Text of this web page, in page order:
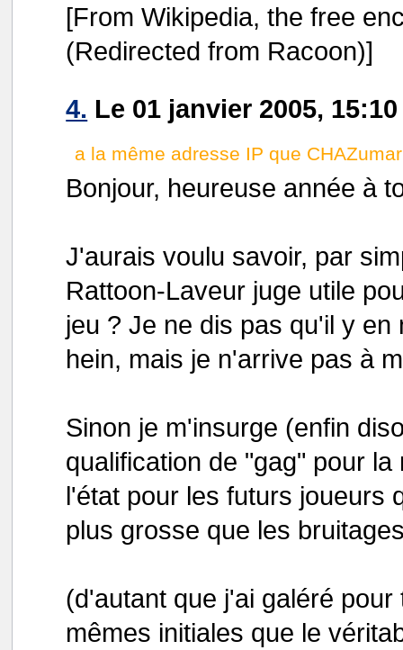
[From Wikipedia, the free
(Redirected from Racoon)]
4. Le 01 janvier 2005,
a la même adresse IP que
Bonjour, heureuse année à
J'aurais voulu savoir, par
Rattoon-Laveur juge utile
jeu ? Je ne dis pas qu'il y
hein, mais je n'arrive pas à
Sinon je m'insurge (enfin
qualification de "gag" pour
l'état pour les futurs joueurs
plus grosse que les
(d'autant que j'ai galéré
mêmes initiales que le